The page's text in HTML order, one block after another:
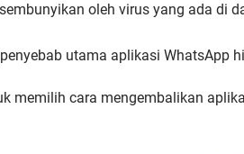
oleh virus yang ada di
utama aplikasi WhatsApp
memilih cara mengembalikan